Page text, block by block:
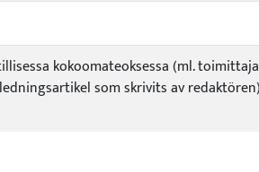
kokoomateoksessa (ml.
som skrivits av